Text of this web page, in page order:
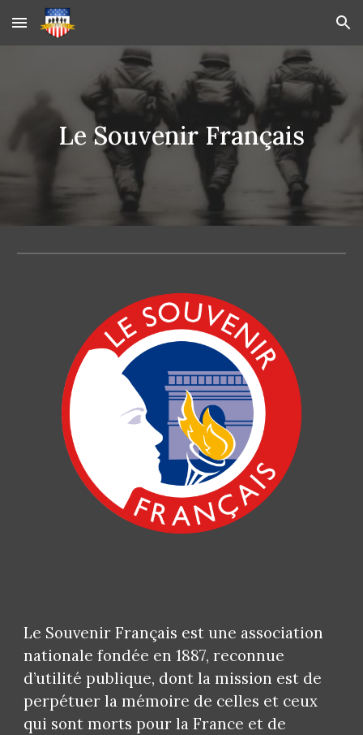
Skip to main content Skip to navigation
Le Souvenir Français
Le Souvenir Français est une association
nationale fondée en 1887, reconnue
d’utilité publique, dont la mission est de
perpétuer la mémoire de celles et ceux
qui sont morts pour la France et de